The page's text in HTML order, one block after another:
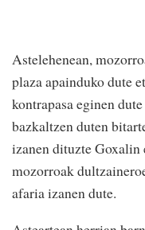
Astelehenean,
plaza apainduko dute
kontrapasa eginen
bazkaltzen duten
izanen dituzte Goxalin
mozorroak
afaria izanen dute.